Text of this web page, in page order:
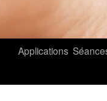
Applications